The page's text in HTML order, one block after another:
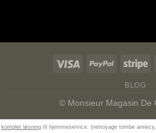
BLOG
© Monsieur Magasin De
komplet løsning til hjemmeservice. (nettoyage tombe